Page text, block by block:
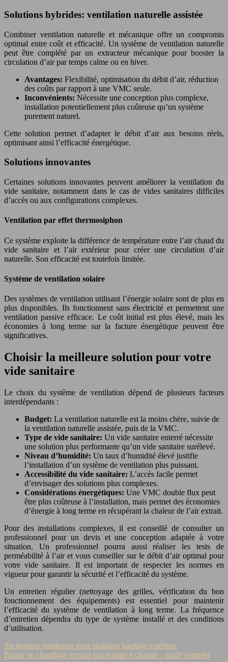
Solutions hybrides: ventilation naturelle assistée
Combiner ventilation naturelle et mécanique offre un compromis
optimal entre coût et efficacité. Un système de ventilation naturelle
peut être complété par un extracteur mécanique pour booster la
circulation d’air par temps calme ou en hiver.
Avantages: Flexibilité, optimisation du débit d’air, réduction
des coûts par rapport à une VMC seule.
Inconvénients: Nécessite une conception plus complexe,
installation potentiellement plus coûteuse qu’un système
purement naturel.
Cette solution permet d’adapter le débit d’air aux besoins réels,
optimisant ainsi l’efficacité énergétique.
Solutions innovantes
Certaines solutions innovantes peuvent améliorer la ventilation du
vide sanitaire, notamment dans le cas de vides sanitaires difficiles
d’accès ou aux configurations complexes.
Ventilation par effet thermosiphon
Ce système exploite la différence de température entre l’air chaud du
vide sanitaire et l’air extérieur pour créer une circulation d’air
naturelle. Son efficacité est toutefois limitée.
Système de ventilation solaire
Des systèmes de ventilation utilisant l’énergie solaire sont de plus en
plus disponibles. Ils fonctionnent sans électricité et permettent une
ventilation passive efficace. Le coût initial est plus élevé, mais les
économies à long terme sur la facture énergétique peuvent être
significatives.
Choisir la meilleure solution pour votre
vide sanitaire
Le choix du système de ventilation dépend de plusieurs facteurs
interdépendants :
Budget: La ventilation naturelle est la moins chère, suivie de
la ventilation naturelle assistée, puis de la VMC.
Type de vide sanitaire: Un vide sanitaire enterré nécessite
une solution plus performante qu’un vide sanitaire surélevé.
Niveau d’humidité: Un taux d’humidité élevé justifie
l’installation d’un système de ventilation plus puissant.
Accessibilité du vide sanitaire: L’accès facile permet
d’envisager des solutions plus complexes.
Considérations énergétiques: Une VMC double flux peut
être plus coûteuse à l’installation, mais permet des économies
d’énergie à long terme en récupérant la chaleur de l’air extrait.
Pour des installations complexes, il est conseillé de consulter un
professionnel pour un devis et une conception adaptée à votre
situation. Un professionnel pourra aussi réaliser les tests de
perméabilité à l’air et vous conseiller sur le débit d’air optimal pour
votre vide sanitaire. Il est important de respecter les normes en
vigueur pour garantir la sécurité et l’efficacité du système.
Un entretien régulier (nettoyage des grilles, vérification du bon
fonctionnement des équipements) est essentiel pour maintenir
l’efficacité du système de ventilation à long terme. La fréquence
d’entretien dépendra du type de système installé et des conditions
d’utilisation.
Techniques modernes pour isolation bardage extérieur
Passer au chauffage central par pompe à chaleur : guide complet